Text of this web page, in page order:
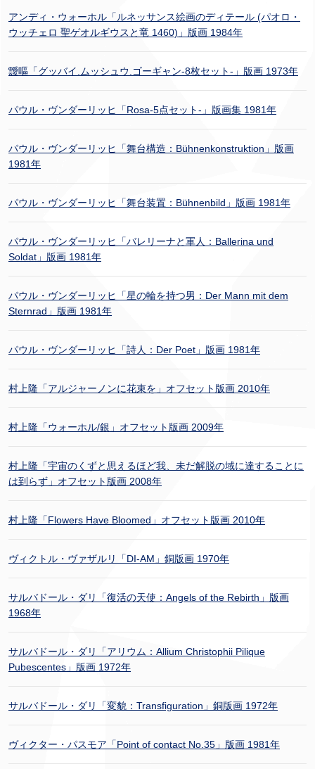
アンディ・ウォーホル「ルネッサンス絵画のディテール (パオロ・
ウッチェロ 聖ゲオルギウスと竜 1460)」版画 1984年
靉嘔「グッバイ.ムッシュウ.ゴーギャン-8枚セット-」版画 1973年
パウル・ヴンダーリッヒ「Rosa-5点セット-」版画集 1981年
パウル・ヴンダーリッヒ「舞台構造：Bühnenkonstruktion」版画
1981年
パウル・ヴンダーリッヒ「舞台装置：Bühnenbild」版画 1981年
パウル・ヴンダーリッヒ「バレリーナと軍人：Ballerina und
Soldat」版画 1981年
パウル・ヴンダーリッヒ「星の輪を持つ男：Der Mann mit dem
Sternrad」版画 1981年
パウル・ヴンダーリッヒ「詩人：Der Poet」版画 1981年
村上隆「アルジャーノンに花束を」オフセット版画 2010年
村上隆「ウォーホル/銀」オフセット版画 2009年
村上隆「宇宙のくずと思えるほど我、未だ解脱の域に達することに
は到らず」オフセット版画 2008年
村上隆「Flowers Have Bloomed」オフセット版画 2010年
ヴィクトル・ヴァザルリ「DI-AM」銅版画 1970年
サルバドール・ダリ「復活の天使：Angels of the Rebirth」版画
1968年
サルバドール・ダリ「アリウム：Allium Christophii Pilique
Pubescentes」版画 1972年
サルバドール・ダリ「変貌：Transfiguration」銅版画 1972年
ヴィクター・パスモア「Point of contact No.35」版画 1981年